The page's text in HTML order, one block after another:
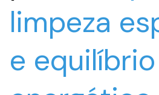
limpeza
e equilíbrio